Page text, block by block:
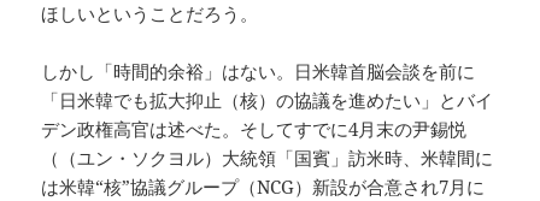
ほしいということだろう。
しかし「時間的余裕」はない。日米韓首脳会談を前に
「日米韓でも拡大抑止（核）の協議を進めたい」とバイ
デン政権高官は述べた。そしてすでに4月末の尹錫悦
（（ユン・ソクヨル）大統領「国賓」訪米時、米韓間に
は米韓“核”協議グループ（NCG）新設が合意され7月に